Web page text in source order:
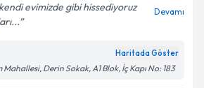
evimizde gibi hissediyoruz
Devamı
Haritada Göster
Derin Sokak, A1 Blok, İç Kapı No: 183